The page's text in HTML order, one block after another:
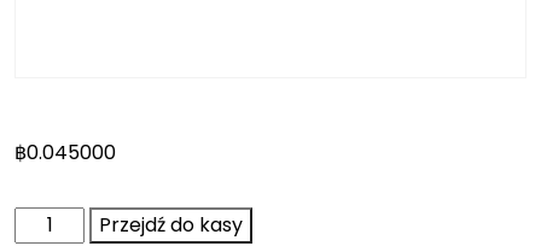
฿0.045000
ilość
Przejdź do kasy